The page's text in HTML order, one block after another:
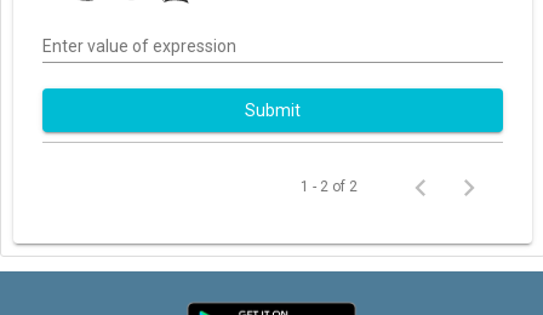
Enter value of expression
Submit
1 - 2 of 2